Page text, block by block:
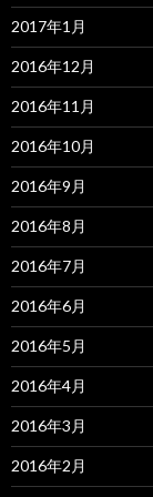
2017年1月
2016年12月
2016年11月
2016年10月
2016年9月
2016年8月
2016年7月
2016年6月
2016年5月
2016年4月
2016年3月
2016年2月